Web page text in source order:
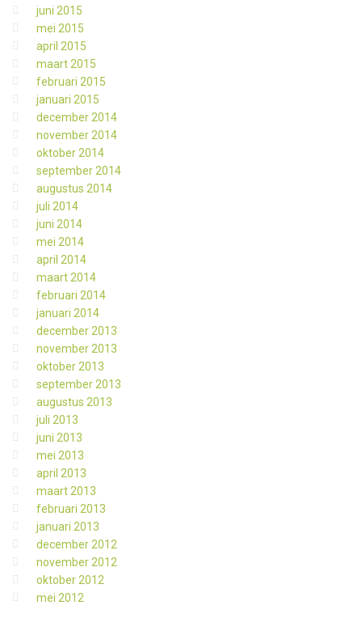
juni 2015
mei 2015
april 2015
maart 2015
februari 2015
januari 2015
december 2014
november 2014
oktober 2014
september 2014
augustus 2014
juli 2014
juni 2014
mei 2014
april 2014
maart 2014
februari 2014
januari 2014
december 2013
november 2013
oktober 2013
september 2013
augustus 2013
juli 2013
juni 2013
mei 2013
april 2013
maart 2013
februari 2013
januari 2013
december 2012
november 2012
oktober 2012
mei 2012